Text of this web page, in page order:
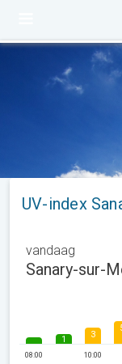
UV-index
vandaag
Sanary-sur-
08:00
1 3
10:00